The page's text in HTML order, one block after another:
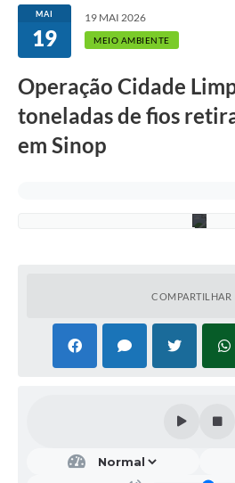
MAI
19
19 MAI 2026
MEIO AMBIENTE
Operação Cidade
toneladas de fios
em Sinop
y
M
t
COMPARTILHAR